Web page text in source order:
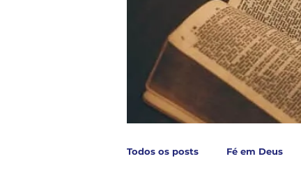
Todos os posts Fé em Deus